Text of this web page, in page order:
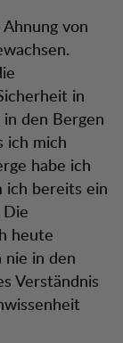
von
in
den Bergen
ich mich
habe ich
ich bereits ein
heute
nie in den
Verständnis